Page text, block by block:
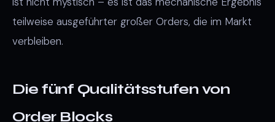
teilweise ausgeführter großer Orders, die im Markt
verbleiben.
Die fünf Qualitätsstufen von
Order Blocks